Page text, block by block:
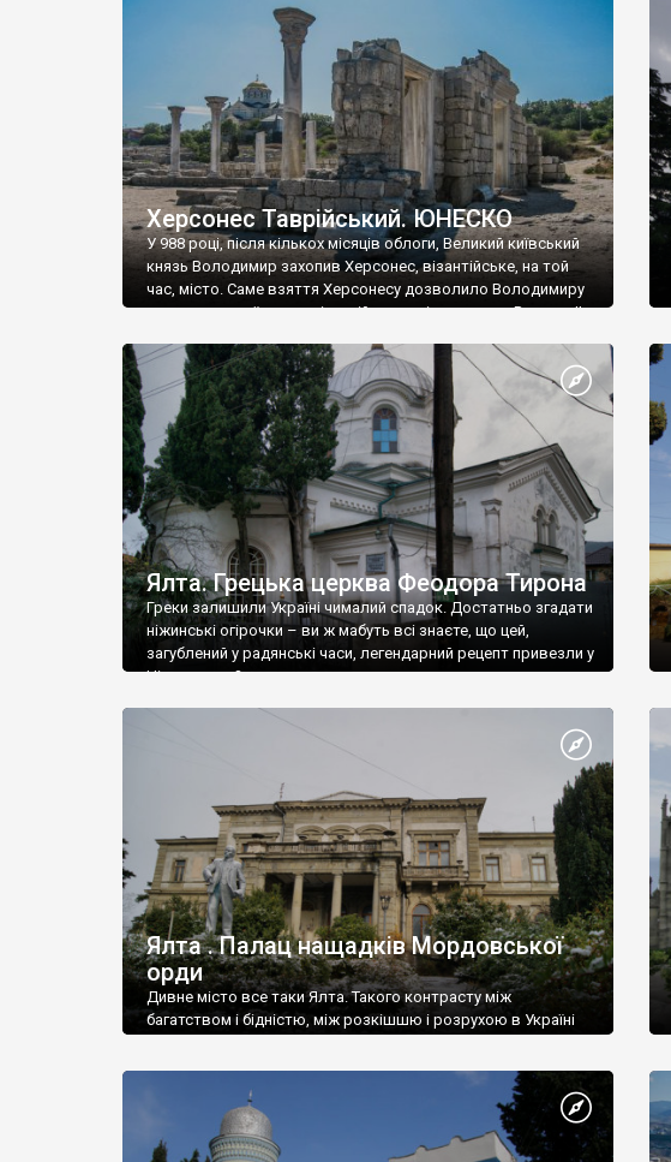
візантійської доби. Раритети викрадені з фондів об’єкту
культурної спадщини ЮНЕСКО «Херсонеса Таврійського».
Офіційно – на виставку «Золото Візантії», але експерти та
влада в Україні вважають це лише […]
Херсонес Таврійський. ЮНЕСКО
У 988 році, після кількох місяців облоги, Великий київський
князь Володимир захопив Херсонес, візантійське, на той
час, місто. Саме взяття Херсонесу дозволило Володимиру
диктувати свої умови візантійському імператору Василю ІІ,
Херсонесі Володимир-язичник, став Василем-
християнином. А потім було Хрещення Русі. На честь
Херсонесу Таврійського названо місто […]
Ялта. Грецька церква Феодора Тирона
Греки залишили Україні чималий спадок. Достатньо згадати
ніжинські огірочки – ви ж мабуть всі знаєте, що цей,
загублений у радянські часи, легендарний рецепт привезли у
Ніжин греки?
Ялта . Палац нащадків Мордовської
орди
Дивне місто все таки Ялта. Такого контрасту між
багатством і бідністю, між розкішшю і розрухою в Україні